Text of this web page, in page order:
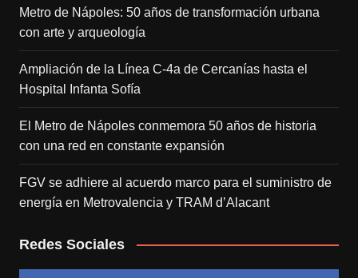
Metro de Nápoles: 50 años de transformación urbana
con arte y arqueología
Ampliación de la Línea C-4a de Cercanías hasta el
Hospital Infanta Sofía
El Metro de Nápoles conmemora 50 años de historia
con una red en constante expansión
FGV se adhiere al acuerdo marco para el suministro de
energía en Metrovalencia y TRAM d’Alacant
Redes Sociales